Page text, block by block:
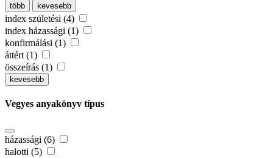
több kevesebb
index születési (4)
index házassági (1)
konfirmálási (1)
áttért (1)
összeírás (1)
kevesebb
Vegyes anyakönyv típus
házassági (6)
halotti (5)